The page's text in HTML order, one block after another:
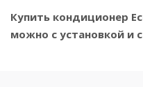
Купить кондиционер
можно с установкой и